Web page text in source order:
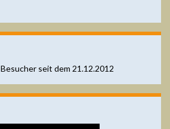
Besucher seit dem 21.12.2012